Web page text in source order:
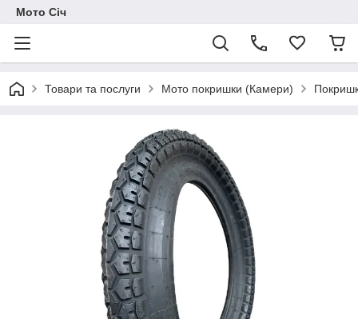
Мото Січ
Товари та послуги Мото покришки (Камери)